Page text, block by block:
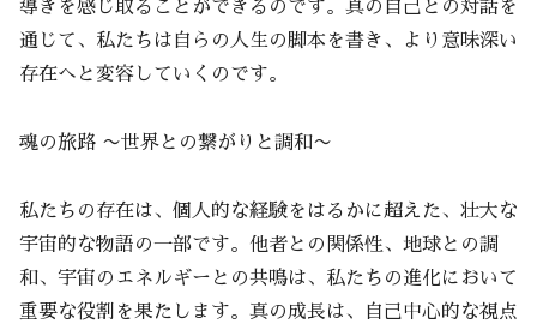
導きを感じ取ることができるのです。真の自己との対話を
通じて、私たちは自らの人生の脚本を書き、より意味深い
存在へと変容していくのです。
魂の旅路 〜世界との繋がりと調和〜
私たちの存在は、個人的な経験をはるかに超えた、壮大な
宇宙的な物語の一部です。他者との関係性、地球との調
和、宇宙のエネルギーとの共鳴は、私たちの進化において
重要な役割を果たします。真の成長は、自己中心的な視点